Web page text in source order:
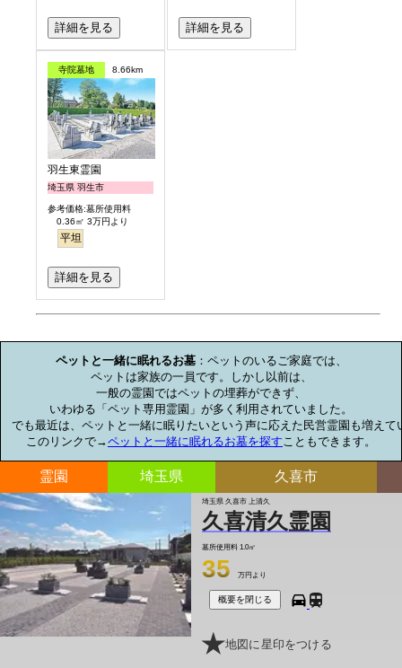
詳細を見る 詳細を見る
寺院墓地 8.66km
羽生東霊園
埼玉県 羽生市
参考価格:墓所使用料
0.36㎡ 3万円より
平坦
詳細を見る
ペットと一緒に眠れるお墓：ペットのいるご家庭では、
ペットは家族の一員です。しかし以前は、
一般の霊園ではペットの埋葬ができず、
いわゆる「ペット専用霊園」が多く利用されていました。
でも最近は、ペットと一緒に眠りたいという声に応えた民営霊園も増えて
このリンクで→ペットと一緒に眠れるお墓を探すこともできます。
霊園 埼玉県 久喜市
埼玉県 久喜市 上清久
久喜清久霊園
墓所使用料 1.0㎡
35 万円より
概要を閉じる
地図に星印をつける